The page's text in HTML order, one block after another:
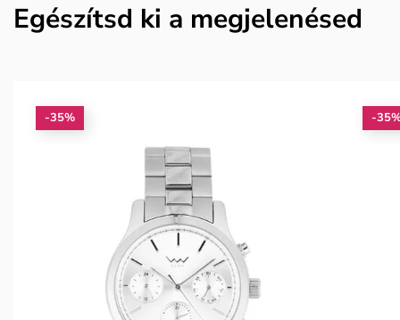
Egészítsd ki a megjelenésed
-35% -